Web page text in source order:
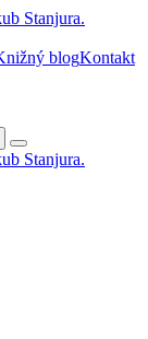
blogKontakt